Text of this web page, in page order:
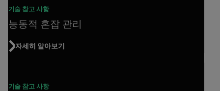
기술 참고 사항
능동적 혼잡 관리
자세히 알아보기
기술 참고 사항